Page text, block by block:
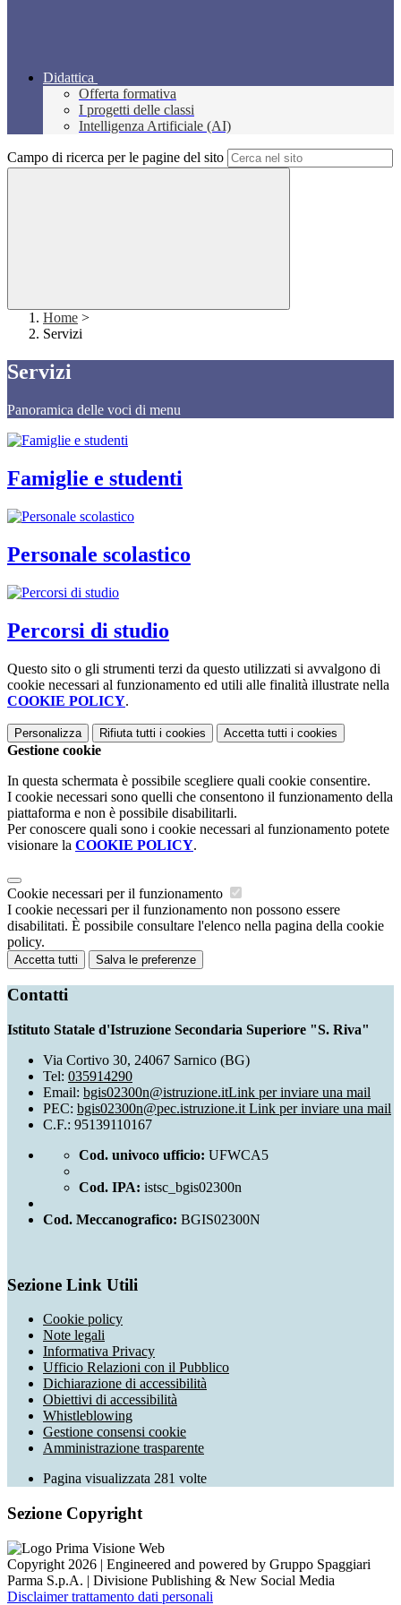
Didattica
Offerta formativa
I progetti delle classi
Intelligenza Artificiale (AI)
Campo di ricerca per le pagine del sito
Home >
Servizi
Servizi
Panoramica delle voci di menu
Famiglie e studenti
Personale scolastico
Percorsi di studio
Questo sito o gli strumenti terzi da questo utilizzati si avvalgono di
cookie necessari al funzionamento ed utili alle finalità illustrate nella
COOKIE POLICY.
Personalizza Rifiuta tutti i cookies Accetta tutti i cookies
Gestione cookie
In questa schermata è possibile scegliere quali cookie consentire.
I cookie necessari sono quelli che consentono il funzionamento della
piattaforma e non è possibile disabilitarli.
Per conoscere quali sono i cookie necessari al funzionamento potete
visionare la COOKIE POLICY.
Cookie necessari per il funzionamento
I cookie necessari per il funzionamento non possono essere
disabilitati. È possibile consultare l'elenco nella pagina della cookie
policy.
Accetta tutti Salva le preferenze
Contatti
Istituto Statale d'Istruzione Secondaria Superiore "S. Riva"
Via Cortivo 30, 24067 Sarnico (BG)
Tel: 035914290
Email: bgis02300n@istruzione.itLink per inviare una mail
PEC: bgis02300n@pec.istruzione.it Link per inviare una mail
C.F.: 95139110167
Cod. univoco ufficio: UFWCA5
Cod. IPA: istsc_bgis02300n
Cod. Meccanografico: BGIS02300N
Sezione Link Utili
Cookie policy
Note legali
Informativa Privacy
Ufficio Relazioni con il Pubblico
Dichiarazione di accessibilità
Obiettivi di accessibilità
Whistleblowing
Gestione consensi cookie
Amministrazione trasparente
Pagina visualizzata 281 volte
Sezione Copyright
Copyright 2026 | Engineered and powered by Gruppo Spaggiari
Parma S.p.A. | Divisione Publishing & New Social Media
Disclaimer trattamento dati personali